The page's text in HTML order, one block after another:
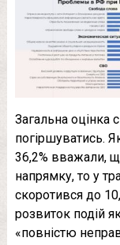
Загальна оцінка
погіршуватись.
36,2% вважали,
напрямку, то у
скоротився до
розвиток подій
«повністю